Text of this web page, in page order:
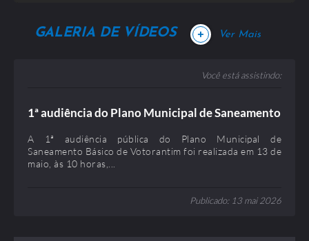
catalogo do abrigo SEMOB / 31 Julho 2023
Publicado: 31 Julho 2023
Tamanho: 1,21 MB
GALERIA DE VÍDEOS + Ver Mais
Você está assistindo:
1ª audiência do Plano Municipal de Saneamento
A 1ª audiência pública do Plano Municipal de
Saneamento Básico de Votorantim foi realizada em 13 de
maio, às 10 horas,...
Publicado: 13 mai 2026